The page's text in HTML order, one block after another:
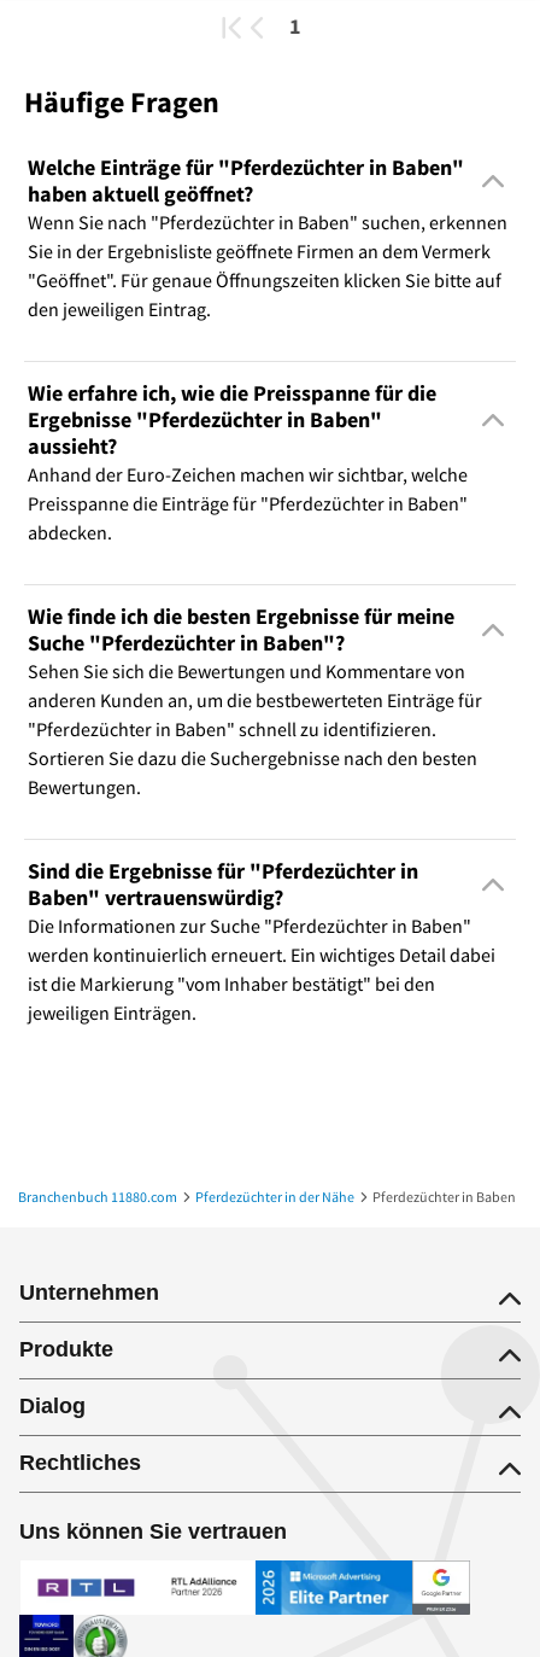
1
Häufige Fragen
Welche Einträge für "Pferdezüchter in Baben"
haben aktuell geöffnet?
Wenn Sie nach "Pferdezüchter in Baben" suchen, erkennen
Sie in der Ergebnisliste geöffnete Firmen an dem Vermerk
"Geöffnet". Für genaue Öffnungszeiten klicken Sie bitte auf
den jeweiligen Eintrag.
Wie erfahre ich, wie die Preisspanne für die
Ergebnisse "Pferdezüchter in Baben"
aussieht?
Anhand der Euro-Zeichen machen wir sichtbar, welche
Preisspanne die Einträge für "Pferdezüchter in Baben"
abdecken.
Wie finde ich die besten Ergebnisse für meine
Suche "Pferdezüchter in Baben"?
Sehen Sie sich die Bewertungen und Kommentare von
anderen Kunden an, um die bestbewerteten Einträge für
"Pferdezüchter in Baben" schnell zu identifizieren.
Sortieren Sie dazu die Suchergebnisse nach den besten
Bewertungen.
Sind die Ergebnisse für "Pferdezüchter in
Baben" vertrauenswürdig?
Die Informationen zur Suche "Pferdezüchter in Baben"
werden kontinuierlich erneuert. Ein wichtiges Detail dabei
ist die Markierung "vom Inhaber bestätigt" bei den
jeweiligen Einträgen.
Branchenbuch 11880.com Pferdezüchter in der Nähe Pferdezüchter in Baben
Unternehmen
Produkte
Dialog
Rechtliches
Uns können Sie vertrauen